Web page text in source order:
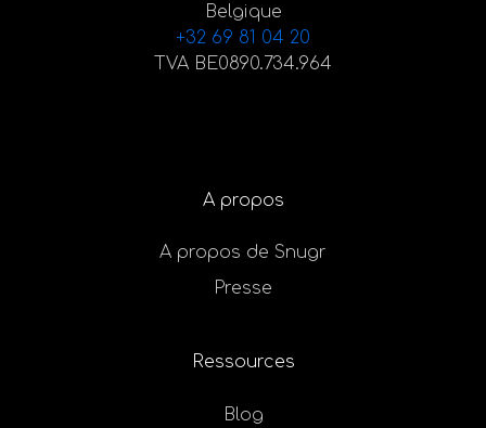
Belgique
+32 69 81 04 20
TVA BE0890.734.964
A propos
A propos de Snugr
Presse
Ressources
Blog